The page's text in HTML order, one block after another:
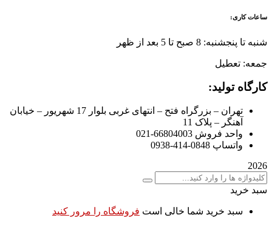
ساعات کاری:
شنبه تا پنجشنبه: 8 صبح تا 5 بعد از ظهر
جمعه: تعطیل
کارگاه تولید:
تهران – بزرگراه فتح – انتهای غربی بلوار 17 شهریور – خیابان
آهنگر – پلاک 11
واحد فروش 66804003-021
واتساپ 0848-414-0938
2026
سبد خرید
سبد خرید شما خالی است فروشگاه را مرور کنید